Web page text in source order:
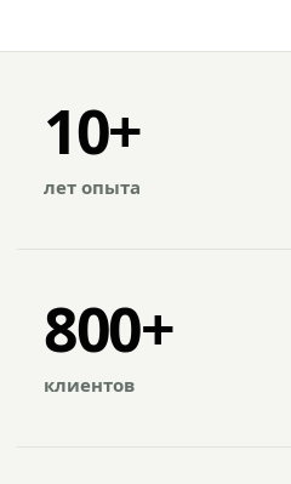
10+
лет опыта
800+
клиентов